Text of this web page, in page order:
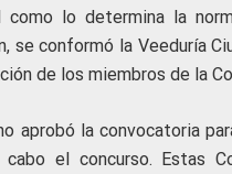
como lo determina la
se conformó la Veeduría
de los miembros de la
aprobó la convocatoria
el concurso. Estas